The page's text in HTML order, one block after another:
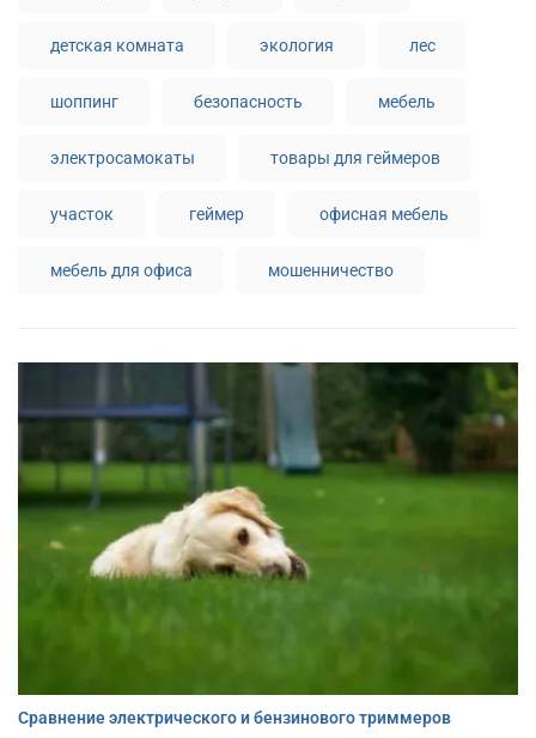
детская комната экология лес
шоппинг безопасность мебель
электросамокаты товары для геймеров
участок геймер офисная мебель
мебель для офиса мошенничество
Сравнение электрического и бензинового триммеров